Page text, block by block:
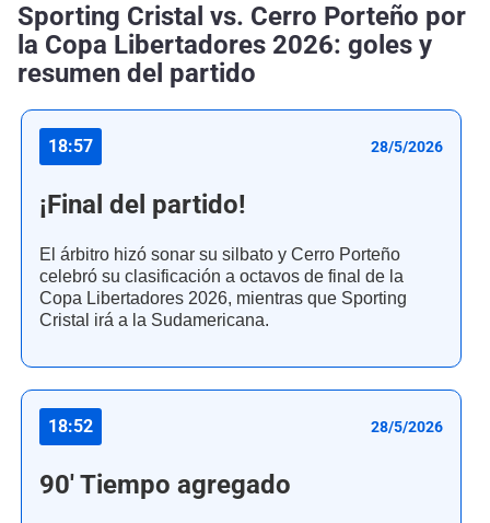
Sporting Cristal vs. Cerro Porteño por
la Copa Libertadores 2026: goles y
resumen del partido
18:57 28/5/2026
¡Final del partido!
El árbitro hizó sonar su silbato y Cerro Porteño
celebró su clasificación a octavos de final de la
Copa Libertadores 2026, mientras que Sporting
Cristal irá a la Sudamericana.
18:52 28/5/2026
90' Tiempo agregado